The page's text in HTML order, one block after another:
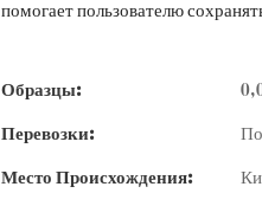
помогает пользователю
Образцы:
Перевозки:
Место Происхождения: